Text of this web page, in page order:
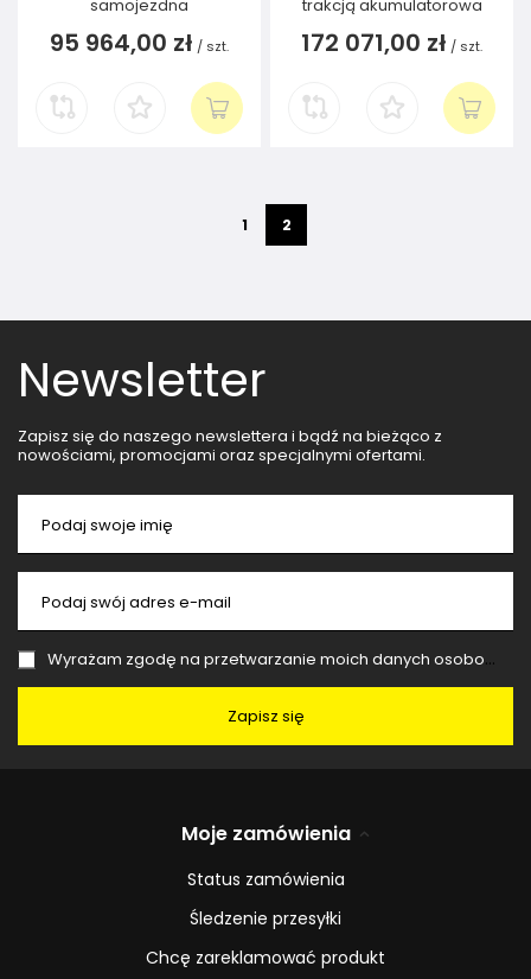
samojezdna
95 964,00 zł / szt.
trakcją akumulatorowa
172 071,00 zł / szt.
1 2
Newsletter
Zapisz się do naszego newslettera i bądź na bieżąco z
nowościami, promocjami oraz specjalnymi ofertami.
Podaj swoje imię
Podaj swój adres e-mail
Wyrażam zgodę na przetwarzanie moich danych osobowych (adres e-mail) na potrzeby wysyłki newslettera z informacją handlową (marketing). Więcej w
Zapisz się
Moje zamówienia
Status zamówienia
Śledzenie przesyłki
Chcę zareklamować produkt